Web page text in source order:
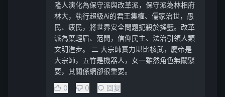
隆人演化為保守派與改革派，保守派為林相府
林大，執行超級Ai的君王集權、儒家治世，愚
民、疲民，將世界安全問題扼殺於搖籃。改革
派為葉輕眉、范閒，信仰民主、法治引領人類
文明進步。 二 大宗師實力堪比核武，慶帝是
大宗師，五竹是機器人，女一雖然角色無關緊
要，其關係網卻很重要。
0
0 回复